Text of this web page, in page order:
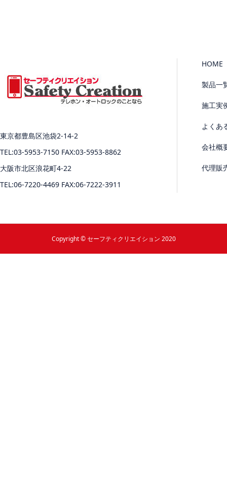
東京都豊島区池袋2-14-2
TEL:03-5953-7150 FAX:03-5953-8862
大阪市北区浪花町4-22
TEL:06-7220-4469 FAX:06-7222-3911
HOME
製品一
施工実
よくあ
会社概
代理販
Copyright © セーフティクリエイション 2020